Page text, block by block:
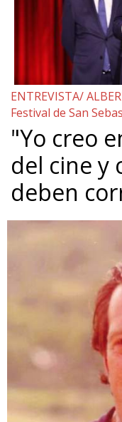
ENTREVISTA/
Festival de San
"Yo creo
del cine y
deben